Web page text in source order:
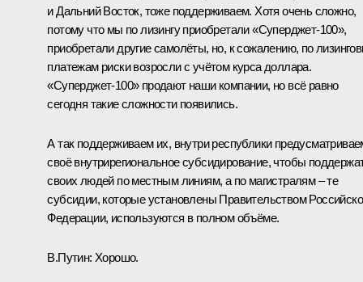
и Дальний Восток, тоже поддерживаем. Хотя очень сложно,
потому что мы по лизингу приобретали «Суперджет-100»,
приобретали другие самолёты, но, к сожалению, по
платежам риски возросли с учётом курса доллара.
«Суперджет-100» продают наши компании, но всё равно
сегодня такие сложности появились.
А так поддерживаем их, внутри республики
своё внутрирегиональное субсидирование, чтобы
своих людей по местным линиям, а по магистралям – те
субсидии, которые установлены Правительством
Федерации, используются в полном объёме.
В.Путин: Хорошо.